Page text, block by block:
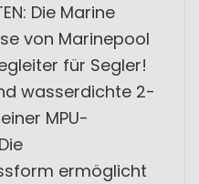
Die Marine
von Marinepool
für Segler!
wasserdichte 2-
MPU-
ermöglicht